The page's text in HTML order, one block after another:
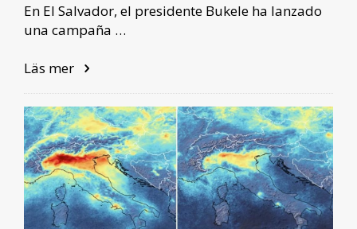
En El Salvador, el presidente Bukele ha lanzado
una campaña …
Läs mer